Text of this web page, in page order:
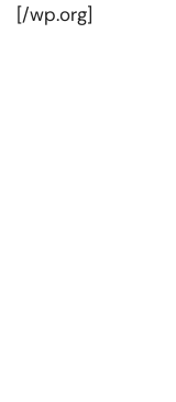
[/wp.org]